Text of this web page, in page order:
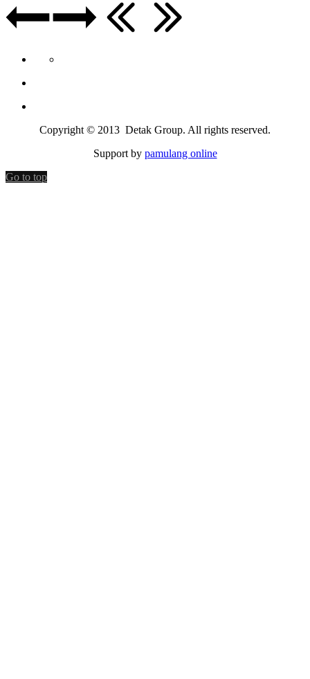
Copyright © 2013 Detak Group. All rights reserved.
Support by pamulang online
Go to top